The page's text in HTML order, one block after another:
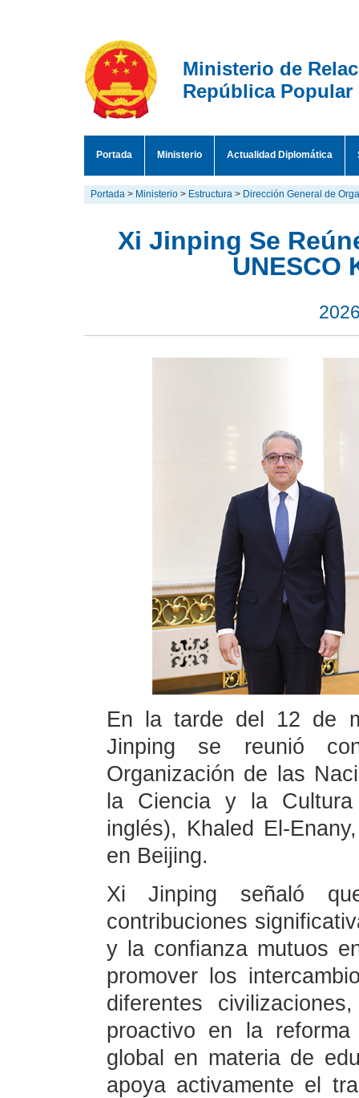
Ministerio de
República Popular
Portada Ministerio Actualidad Diplomática
Portada > Ministerio > Estructura > Dirección General de
Xi Jinping Se
UNESCO
En la tarde del 12 de
Jinping se reunió
Organización de las
la Ciencia y la
inglés), Khaled El-
en Beijing.
Xi Jinping señaló
contribuciones
y la confianza mutuos
promover los
diferentes
proactivo en la
global en materia de
apoya activamente el